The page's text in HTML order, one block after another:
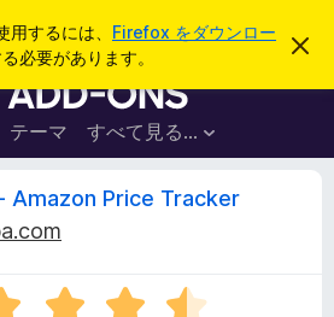
用するには、 Firefox をダウンロー
必要があります。
こ
を
F
i
r
e
ラ
テーマ すべて見る...
ログイン
Amazon Price Tracker